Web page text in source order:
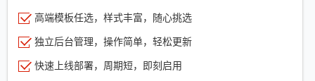
高端模板任选，样式丰富，随心挑选
独立后台管理，操作简单，轻松更新
快速上线部署，周期短，即刻启用